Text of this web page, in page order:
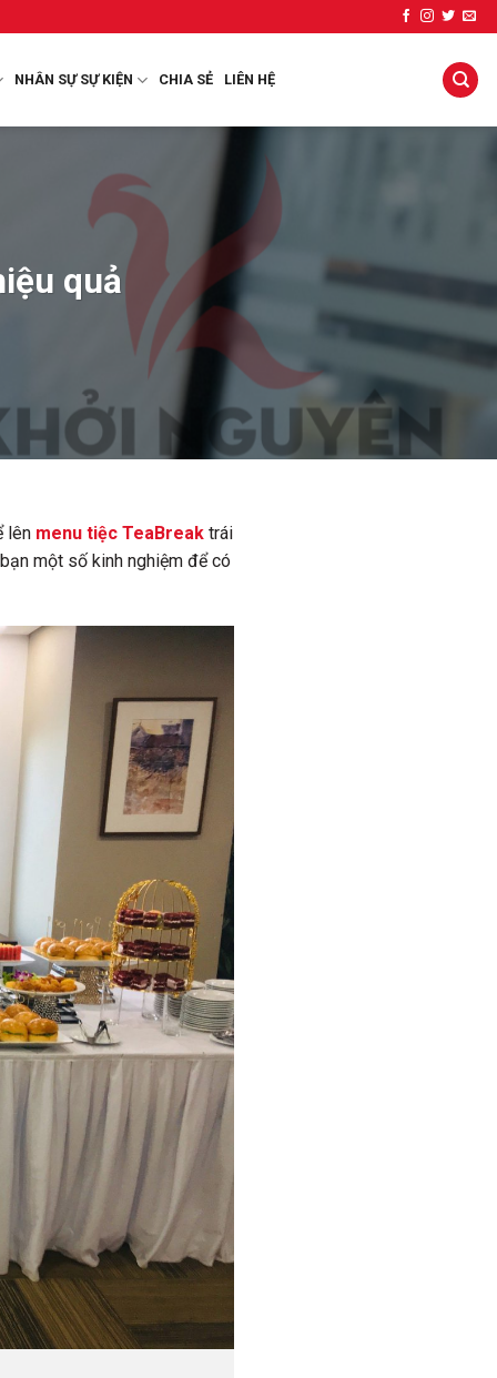
NHÂN SỰ SỰ KIỆN CHIA SẺ LIÊN HỆ
quả
lên menu tiệc TeaBreak trái
một số kinh nghiệm để có